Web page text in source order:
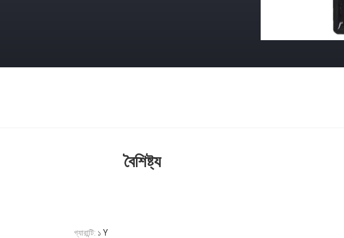
বৈশিষ্ট্য
গ্যারান্টি: ১ Y